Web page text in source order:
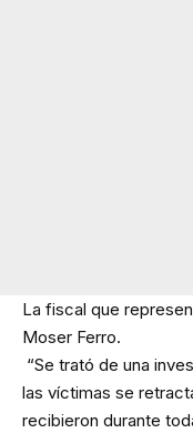
La fiscal que
Moser Ferro.
“Se trató de una
las víctimas se
recibieron durante